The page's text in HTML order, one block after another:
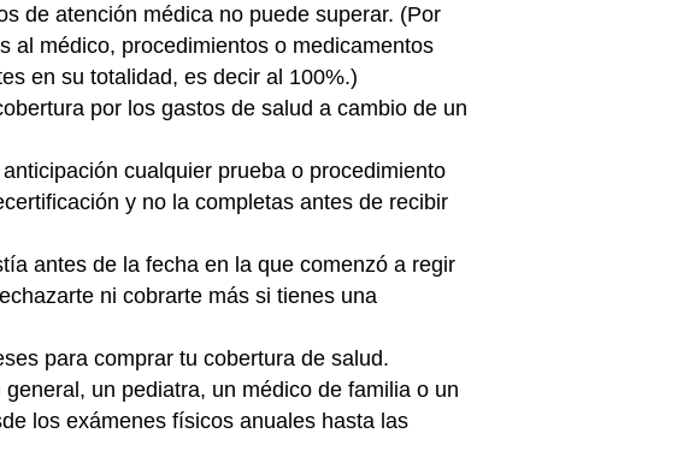
de atención médica no puede superar. (Por
al médico, procedimientos o medicamentos
en su totalidad, es decir al 100%.)
por los gastos de salud a cambio de un
cualquier prueba o procedimiento
y no la completas antes de recibir
antes de la fecha en la que comenzó a regir
ni cobrarte más si tienes una
para comprar tu cobertura de salud.
general, un pediatra, un médico de familia o un
los exámenes físicos anuales hasta las